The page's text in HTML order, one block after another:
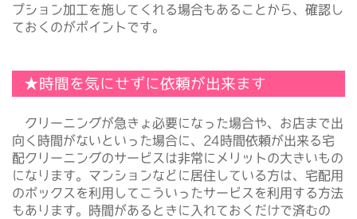
プション加工を施してくれる場合もあることから、確認し
ておくのがポイントです。
★時間を気にせずに依頼が出来ます
クリーニングが急きょ必要になった場合や、お店まで出
向く時間がないといった場合に、24時間依頼が出来る宅
配クリーニングのサービスは非常にメリットの大きいもの
になります。マンションなどに居住している方は、宅配用
のボックスを利用してこういったサービスを利用する方法
もあります。時間があるときに入れておくだけで済むの